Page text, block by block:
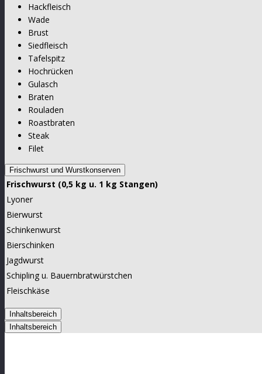
Hackfleisch
Wade
Brust
Siedfleisch
Tafelspitz
Hochrücken
Gulasch
Braten
Rouladen
Roastbraten
Steak
Filet
Frischwurst und Wurstkonserven
Frischwurst (0,5 kg u. 1 kg Stangen)
Lyoner
Bierwurst
Schinkenwurst
Bierschinken
Jagdwurst
Schipling u. Bauernbratwürstchen
Fleischkäse
Inhaltsbereich
Inhaltsbereich